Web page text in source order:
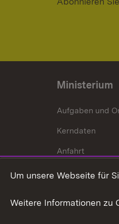
Ministerium
Aufgaben und
Kerndaten
Anfahrt
Um unsere Webseite für
Weitere Informationen zu